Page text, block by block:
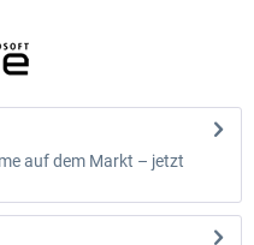
auf dem Markt – jetzt